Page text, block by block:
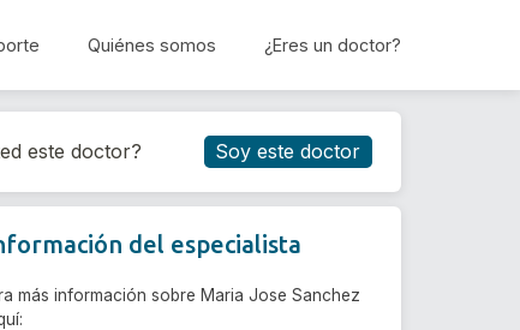
Quiénes somos ¿Eres un doctor?
Reservar cita
este doctor? Soy este doctor
del especialista
más información sobre Maria Jose Sanchez